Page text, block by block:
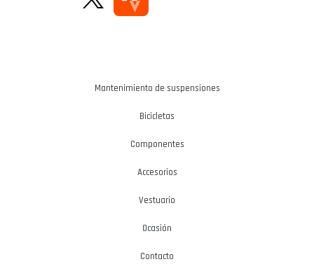
Mantenimiento de suspensiones
Bicicletas
Componentes
Accesorios
Vestuario
Ocasión
Contacto